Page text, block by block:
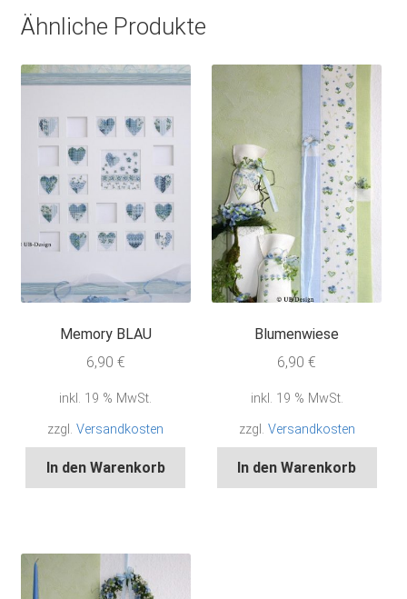
Ähnliche Produkte
Memory BLAU
6,90 €
inkl. 19 % MwSt.
zzgl.Versandkosten
In den Warenkorb
Blumenwiese
6,90€
inkl. 19 % MwSt.
zzgl. Versandkosten
In den Warenkorb